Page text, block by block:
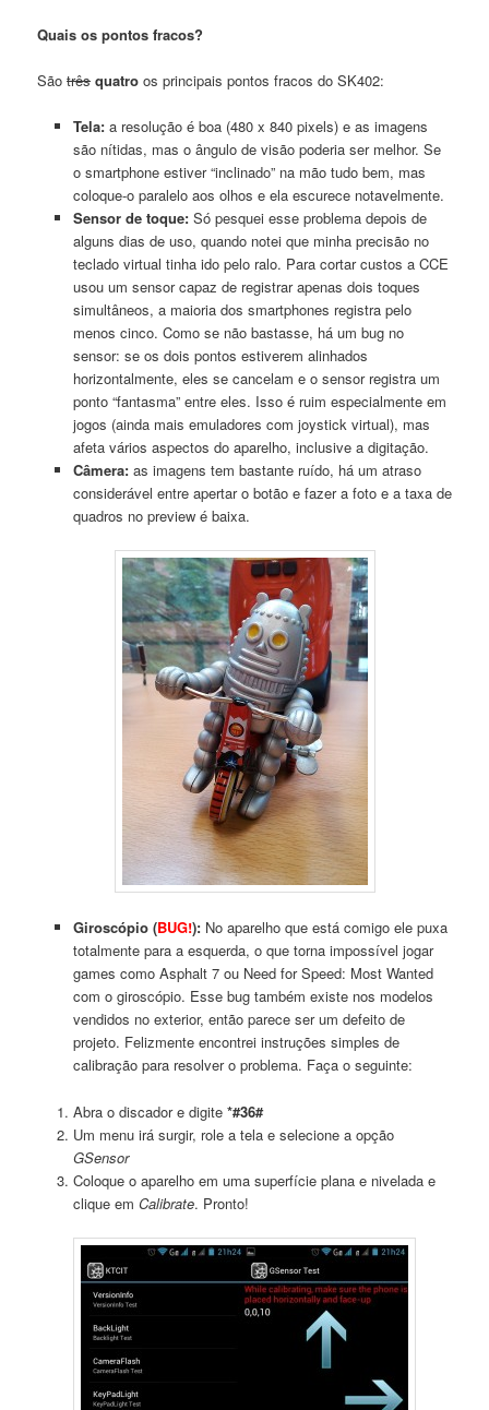
Quais os pontos fracos?
Sãotrês quatro os principais pontos fracos do SK402:
Tela:a resolução é boa (480 x 840 pixels) e as imagens
são nítidas, mas o ângulo de visão poderia ser melhor. Se
o smartphone estiver “inclinado” na mão tudo bem, mas
coloque-o paralelo aos olhos e ela escurece notavelmente.
Sensor de toque:Só pesquei esse problema depois de
alguns dias de uso, quando notei que minha precisão no
teclado virtual tinha ido pelo ralo. Para cortar custos a CCE
usou um sensor capaz de registrar apenas dois toques
simultâneos, a maioria dos smartphones registra pelo
menos cinco. Como se não bastasse, há um bug no
sensor: se os dois pontos estiverem alinhados
horizontalmente, eles se cancelam e o sensor registra um
ponto “fantasma” entre eles. Isso é ruim especialmente em
jogos (ainda mais emuladores com joystick virtual), mas
afeta vários aspectos do aparelho, inclusive a digitação.
Câmera:as imagens tem bastante ruído, há um atraso
considerável entre apertar o botão e fazer a foto e a taxa de
quadros no preview é baixa.
Giroscópio (BUG!):No aparelho que está comigo ele puxa
totalmente para a esquerda, o que torna impossível jogar
games como Asphalt 7 ou Need for Speed: Most Wanted
com o giroscópio. Esse bug também existe nos modelos
vendidos no exterior, então parece ser um defeito de
projeto. Felizmente encontrei instruções simples de
calibração para resolver o problema. Faça o seguinte:
Abra o discador e digite *#36#
Um menu irá surgir, role a tela e selecione a opção
GSensor
Coloque o aparelho em uma superfície plana e nivelada e
clique em Calibrate. Pronto!